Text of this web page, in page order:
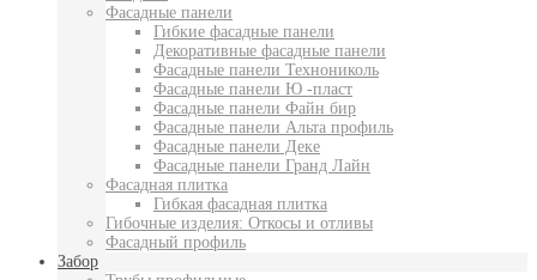
Фасадные панели
Гибкие фасадные панели
Декоративные фасадные панели
Фасадные панели Технониколь
Фасадные панели Ю -пласт
Фасадные панели Файн бир
Фасадные панели Альта профиль
Фасадные панели Деке
Фасадные панели Гранд Лайн
Фасадная плитка
Гибкая фасадная плитка
Гибочные изделия: Откосы и отливы
Фасадный профиль
Забор